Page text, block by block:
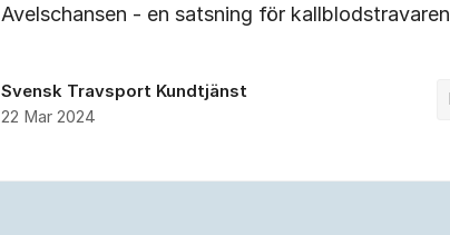
Avelschansen - en satsning för kallblodstravaren
Svensk Travsport Kundtjänst
22 Mar 2024